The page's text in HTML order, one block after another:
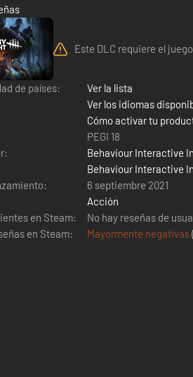
Este DLC requiere el
de países:
Ver la lista
Ver los idiomas
Cómo activar tu
PEGI 18
Behaviour Interactive
Behaviour Interactive
6 septiembre 2021
Acción
en Steam:
No hay reseñas de
en Steam:
Mayormente negativas(